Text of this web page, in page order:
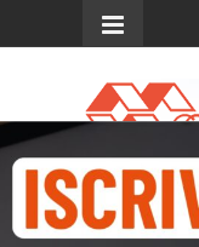
Menu